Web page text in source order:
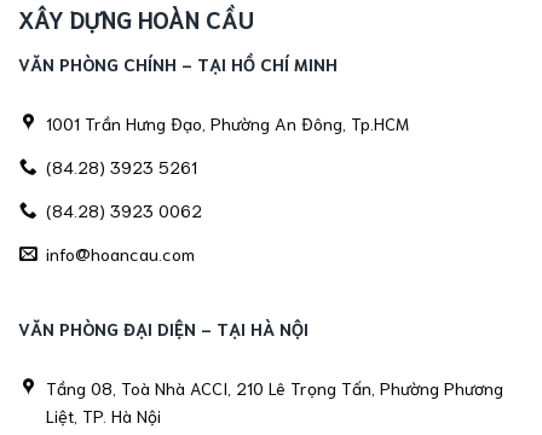
XÂY DỰNG HOÀN CẦU
VĂN PHÒNG CHÍNH - TẠI HỒ CHÍ MINH
1001 Trần Hưng Đạo, Phường An Đông, Tp.HCM
(84.28) 3923 5261
(84.28) 3923 0062
info@hoancau.com
VĂN PHÒNG ĐẠI DIỆN - TẠI HÀ NỘI
Tầng 08, Toà Nhà ACCI, 210 Lê Trọng Tấn, Phường Phương
Liệt, TP. Hà Nội